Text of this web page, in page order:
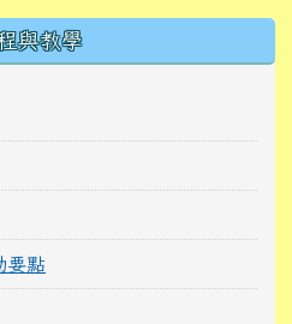
與教學
要點